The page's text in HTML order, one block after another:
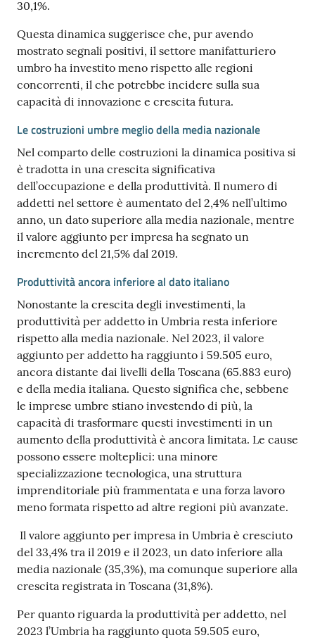
30,1%.
Questa dinamica suggerisce che, pur avendo
mostrato segnali positivi, il settore manifatturiero
umbro ha investito meno rispetto alle regioni
concorrenti, il che potrebbe incidere sulla sua
capacità di innovazione e crescita futura.
Le costruzioni umbre meglio della media nazionale
Nel comparto delle costruzioni la dinamica positiva si
è tradotta in una crescita significativa
dell’occupazione e della produttività. Il numero di
addetti nel settore è aumentato del 2,4% nell’ultimo
anno, un dato superiore alla media nazionale, mentre
il valore aggiunto per impresa ha segnato un
incremento del 21,5% dal 2019.
Produttività ancora inferiore al dato italiano
Nonostante la crescita degli investimenti, la
produttività per addetto in Umbria resta inferiore
rispetto alla media nazionale. Nel 2023, il valore
aggiunto per addetto ha raggiunto i 59.505 euro,
ancora distante dai livelli della Toscana (65.883 euro)
e della media italiana. Questo significa che, sebbene
le imprese umbre stiano investendo di più, la
capacità di trasformare questi investimenti in un
aumento della produttività è ancora limitata. Le cause
possono essere molteplici: una minore
specializzazione tecnologica, una struttura
imprenditoriale più frammentata e una forza lavoro
meno formata rispetto ad altre regioni più avanzate.
Il valore aggiunto per impresa in Umbria è cresciuto
del 33,4% tra il 2019 e il 2023, un dato inferiore alla
media nazionale (35,3%), ma comunque superiore alla
crescita registrata in Toscana (31,8%).
Per quanto riguarda la produttività per addetto, nel
2023 l’Umbria ha raggiunto quota 59.505 euro,